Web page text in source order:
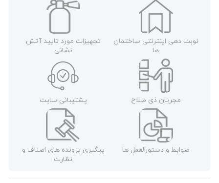
نوبت دهی اینترنتی ساختمان
ها
تجهیزات مورد تایید آتش
نشانی
مجریان ذی صلاح پشتیبانی سایت
ضوابط و دستورالعمل ها
پیگیری پرونده های اصناف و
نظارت